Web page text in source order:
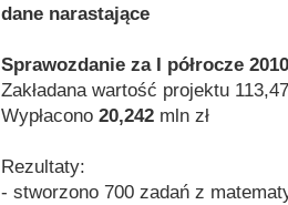
dane narastające
Sprawozdanie za I półrocze
Zakładana wartość projektu
Wypłacono 20,242 mln zł
Rezultaty:
- stworzono 700 zadań z